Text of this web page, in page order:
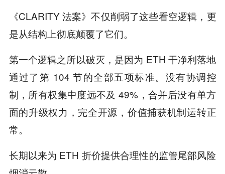
《CLARITY 法案》不仅削弱了这些看空逻辑，更
是从结构上彻底颠覆了它们。
第一个逻辑之所以破灭，是因为 ETH 干净利落地
通过了第 104 节的全部五项标准。没有协调控
制，所有权集中度远不及 49%，合并后没有单方
面的升级权力，完全开源，价值捕获机制运转正
常。
长期以来为 ETH 折价提供合理性的监管尾部风险